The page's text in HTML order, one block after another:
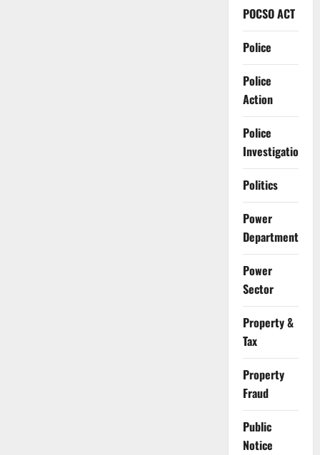
POCSO ACT
Police
Police
Action
Police
Investigation
Politics
Power
Department
Power
Sector
Property &
Tax
Property
Fraud
Public
Notice